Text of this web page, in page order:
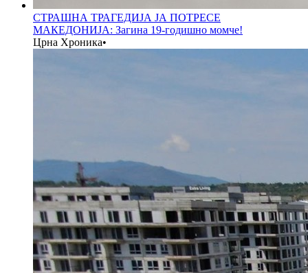
СТРАШНА ТРАГЕДИЈА ЈА ПОТРЕСЕ
МАКЕДОНИЈА: Загина 19-годишно момче!
Црна Хроника•